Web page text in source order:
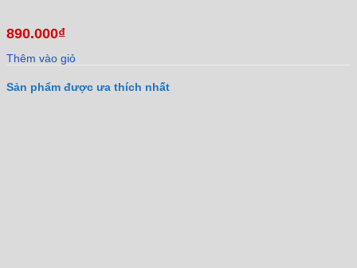
890.000₫
Thêm vào giỏ
Sản phẩm được ưa thích nhất